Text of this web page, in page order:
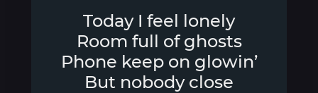
Today I feel lonely
Room full of ghosts
Phone keep on glowin’
But nobody close